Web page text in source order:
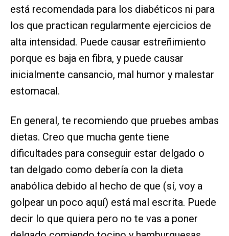
está recomendada para los diabéticos ni para
los que practican regularmente ejercicios de
alta intensidad. Puede causar estreñimiento
porque es baja en fibra, y puede causar
inicialmente cansancio, mal humor y malestar
estomacal.
En general, te recomiendo que pruebes ambas
dietas. Creo que mucha gente tiene
dificultades para conseguir estar delgado o
tan delgado como debería con la dieta
anabólica debido al hecho de que (sí, voy a
golpear un poco aquí) está mal escrita. Puede
decir lo que quiera pero no te vas a poner